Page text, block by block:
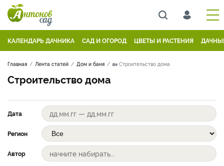
КАЛЕНДАРЬ ДАЧНИКА САД И ОГОРОД ЦВЕТЫ И РАСТЕНИЯ
Главная Лента статей Дом и баня 🏡 Строительство дома
Строительство дома
Дата
Регион
Автор